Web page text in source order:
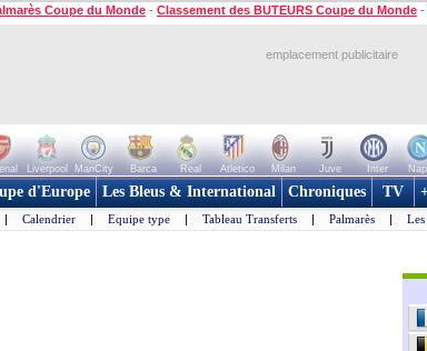
Coupe du Monde - Classement des BUTEURS Coupe du Monde -
emplacement publicitaire
Liverpool ManCity Barca Real Atletico Milan Juve Inter
d'Europe Les Bleus & International Chroniques TV
| Calendrier | Equipe type | Tableau Transferts | Palmarès |